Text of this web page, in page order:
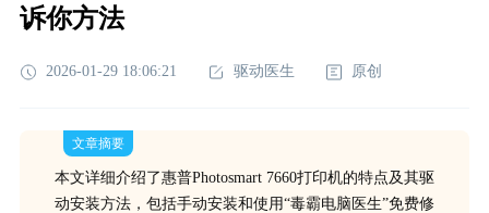
诉你方法
2026-01-29 18:06:21 驱动医生 原创
文章摘要
本文详细介绍了惠普Photosmart 7660打印机的特点及其驱
动安装方法，包括手动安装和使用“毒霸电脑医生”免费修